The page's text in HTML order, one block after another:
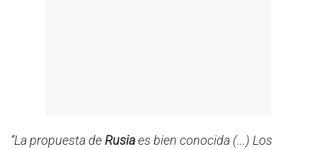
“La propuesta deRusiaes bien conocida (...) Los